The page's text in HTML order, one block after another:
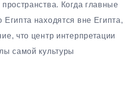
Когда главные
находятся вне Египта,
что центр интерпретации
самой культуры